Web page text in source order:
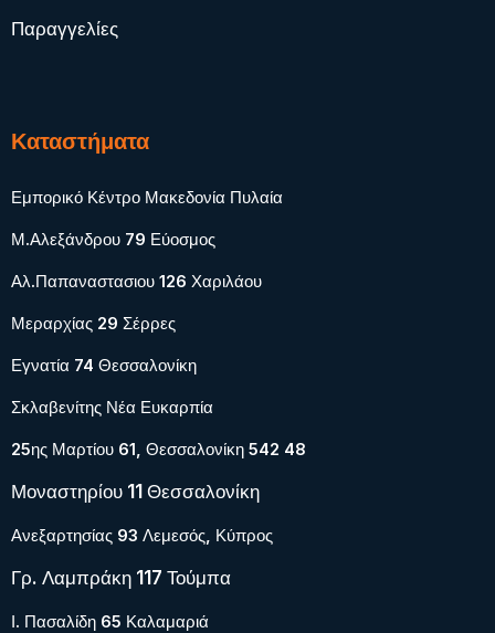
Παραγγελίες
Καταστήματα
Εμπορικό Κέντρο Μακεδονία Πυλαία
Μ.Αλεξάνδρου 79 Εύοσμος
Αλ.Παπαναστασιου 126 Χαριλάου
Μεραρχίας 29 Σέρρες
Εγνατία 74 Θεσσαλονίκη
Σκλαβενίτης Νέα Ευκαρπία
25ης Μαρτίου 61, Θεσσαλονίκη 542 48
Μοναστηρίου 11 Θεσσαλονίκη
Ανεξαρτησίας 93 Λεμεσός, Κύπρος
Γρ. Λαμπράκη 117 Τούμπα
Ι. Πασαλίδη 65 Καλαμαριά